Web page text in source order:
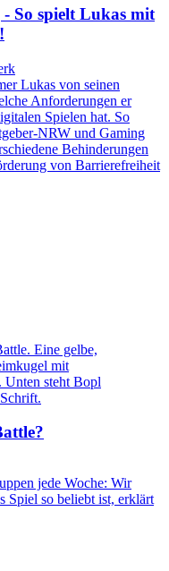
So spielt Lukas mit
Lukas von seinen
Anforderungen er
Spielen hat. So
NRW und Gaming
Behinderungen
von Barrierefreiheit
jede Woche: Wir
Spiel so beliebt ist, erklärt